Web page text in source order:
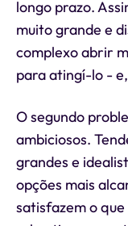
longo prazo.
muito grande e
complexo abrir
para atingí-lo -
O segundo
ambiciosos.
grandes e
opções mais
satisfazem o que